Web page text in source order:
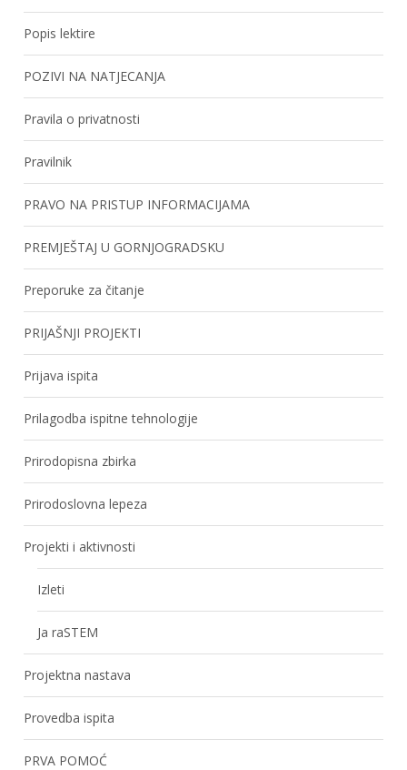
Popis lektire
POZIVI NA NATJECANJA
Pravila o privatnosti
Pravilnik
PRAVO NA PRISTUP INFORMACIJAMA
PREMJEŠTAJ U GORNJOGRADSKU
Preporuke za čitanje
PRIJAŠNJI PROJEKTI
Prijava ispita
Prilagodba ispitne tehnologije
Prirodopisna zbirka
Prirodoslovna lepeza
Projekti i aktivnosti
Izleti
Ja raSTEM
Projektna nastava
Provedba ispita
PRVA POMOĆ